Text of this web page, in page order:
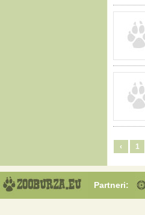
‹ 1
Partneri: